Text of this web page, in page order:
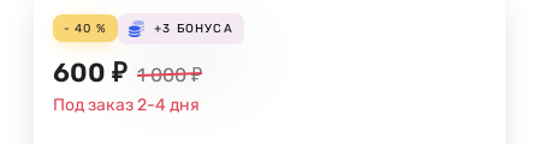
- 40 % +3 БОНУСА
600 ₽ 1 000 ₽
Под заказ 2-4 дня